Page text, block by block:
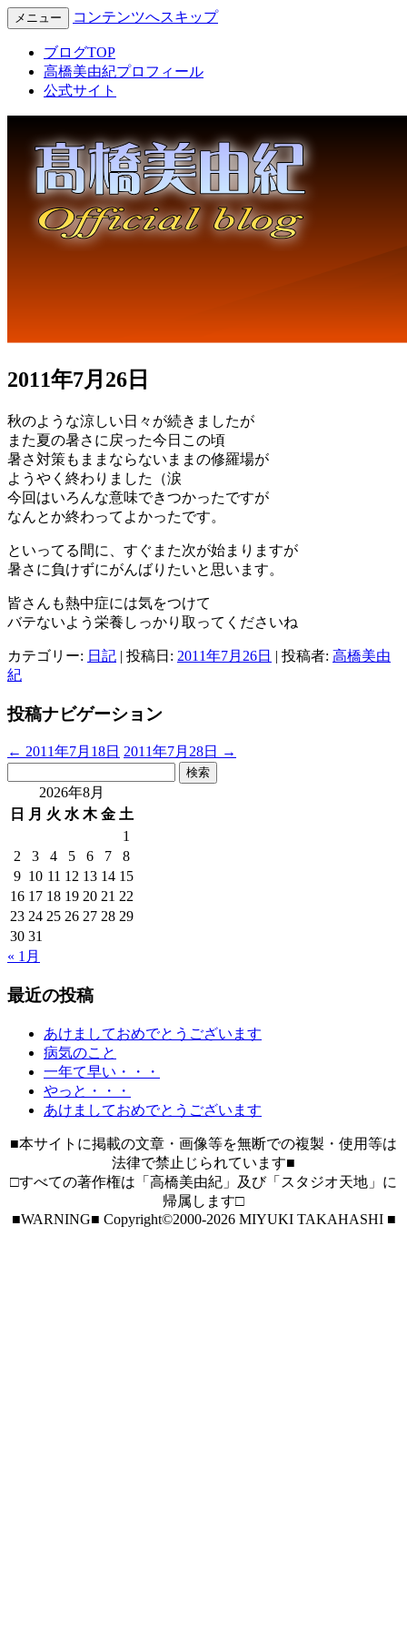
高橋美由紀オフィシャルブロ
グ
Miyuki Takahashi Official Blog
メニュー コンテンツへスキップ
ブログTOP
高橋美由紀プロフィール
公式サイト
2011年7月26日
秋のような涼しい日々が続きましたが
また夏の暑さに戻った今日この頃
暑さ対策もままならないままの修羅場が
ようやく終わりました（涙
今回はいろんな意味できつかったですが
なんとか終わってよかったです。
といってる間に、すぐまた次が始まりますが
暑さに負けずにがんばりたいと思います。
皆さんも熱中症には気をつけて
バテないよう栄養しっかり取ってくださいね
カテゴリー: 日記 | 投稿日: 2011年7月26日 | 投稿者: 高橋美由
紀
投稿ナビゲーション
← 2011年7月18日 2011年7月28日
→
2026年8月
日
月 火 水 木 金 土
1
2
3 4 5 6 7
8
9 10 11 12 13 14 15
16 17 18 19 20 21 22
23 24 25 26 27 28 29
30 31
« 1月
最近の投稿
あけましておめでとうございます
病気のこと
一年て早い・・・
やっと・・・
あけましておめでとうございます
■本サイトに掲載の文章・画像等を無断での複製・使用等は
法律で禁止じられています■
□すべての著作権は「高橋美由紀」及び「スタジオ天地」に
帰属します□
■WARNING■ Copyright©2000-2026 MIYUKI TAKAHASHI ■